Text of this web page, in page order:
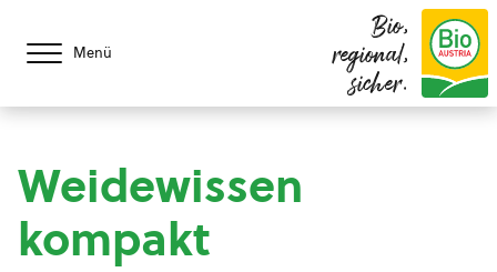
Menü
Bio,
regional,
sicher.
Weidewissen
kompakt